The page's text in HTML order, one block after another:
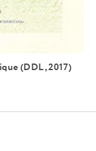
(DDL, 2017)